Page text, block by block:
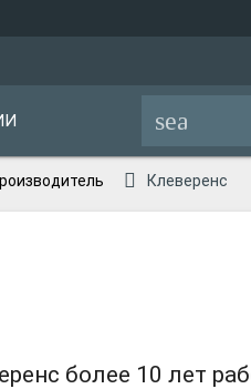
search
Клеверенс
более 10 лет